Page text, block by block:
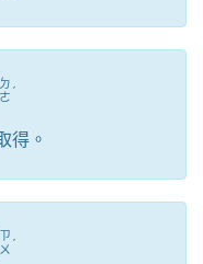
ㄉ
ㄜ ˊ
得。
ㄗ
ㄨ ˊ